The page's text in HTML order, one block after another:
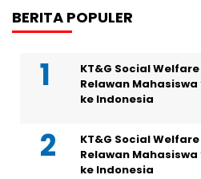
BERITA POPULER
KT&G Social
Relawan
ke Indonesia
KT&G Social
Relawan
ke Indonesia